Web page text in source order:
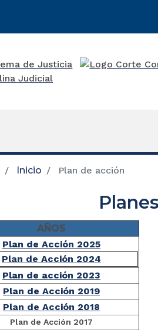
Inicio Plan de acción
AÑOS
Plan de Acción 2025
Plan de Acción 2024
Plan de acción 2023
Plan de Acción 2019
Plan de Acción 2018
Plan de Acción 2017